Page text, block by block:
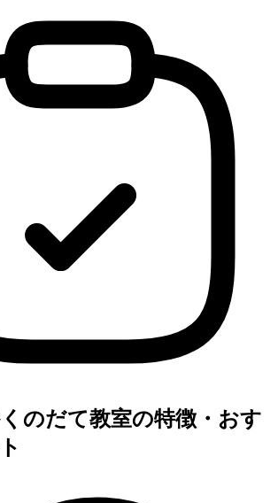
のだて教室の特徴・おす